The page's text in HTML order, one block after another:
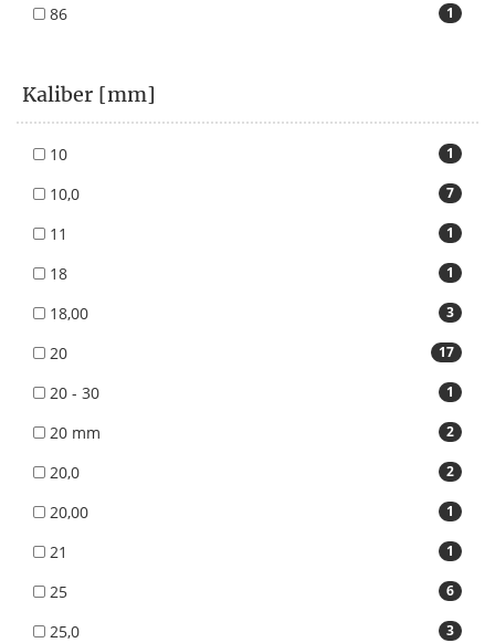
1
86
Kaliber [mm]
1
10
7
10,0
1
11
1
18
3
18,00
17
20
1
20 - 30
2
20 mm
2
20,0
1
20,00
1
21
6
25
3
25,0